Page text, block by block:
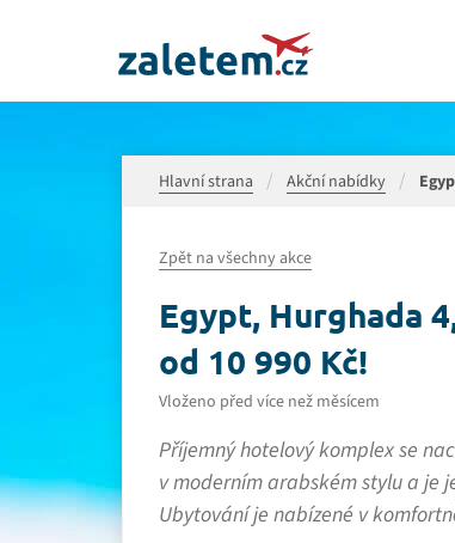
Hlavní strana Akční nabídky
Zpět na všechny akce
Egypt, Hurghada
od 10 990 Kč!
Vloženo před více než měsícem
Příjemný hotelový komplex se
v moderním arabském stylu a je
Ubytování je nabízené v